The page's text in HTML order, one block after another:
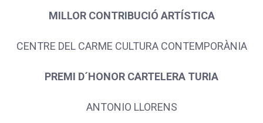
MILLOR CONTRIBUCIÓ ARTÍSTICA
CENTRE DEL CARME CULTURA CONTEMPORÀNIA
PREMI D´HONOR CARTELERA TURIA
ANTONIO LLORENS